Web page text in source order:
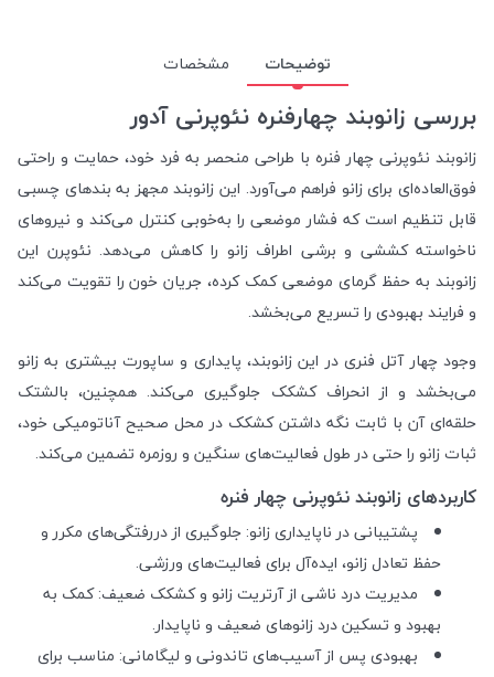
توضیحات مشخصات
بررسی زانوبند چهارفنره نئوپرنی آدور
زانوبند نئوپرنی چهار فنره با طراحی منحصر به فرد خود، حمایت و راحتی
فوق‌العاده‌ای برای زانو فراهم می‌آورد. این زانوبند مجهز به بندهای چسبی
قابل تنظیم است که فشار موضعی را به‌خوبی کنترل می‌کند و نیروهای
ناخواسته کششی و برشی اطراف زانو را کاهش می‌دهد. نئوپرن این
زانوبند به حفظ گرمای موضعی کمک کرده، جریان خون را تقویت می‌کند
و فرایند بهبودی را تسریع می‌بخشد.
وجود چهار آتل فنری در این زانوبند، پایداری و ساپورت بیشتری به زانو
می‌بخشد و از انحراف کشکک جلوگیری می‌کند. همچنین، بالشتک
حلقه‌ای آن با ثابت نگه داشتن کشکک در محل صحیح آناتومیکی خود،
ثبات زانو را حتی در طول فعالیت‌های سنگین و روزمره تضمین می‌کند.
کاربردهای زانوبند نئوپرنی چهار فنره
پشتیبانی در ناپایداری زانو: جلوگیری از دررفتگی‌های مکرر و
حفظ تعادل زانو، ایده‌آل برای فعالیت‌های ورزشی.
مدیریت درد ناشی از آرتریت زانو و کشکک ضعیف: کمک به
بهبود و تسکین درد زانوهای ضعیف و ناپایدار.
بهبودی پس از آسیب‌های تاندونی و لیگامانی: مناسب برای